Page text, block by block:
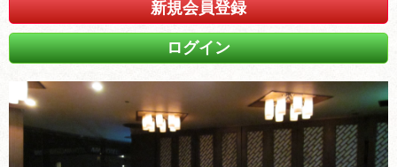
新規会員登録
ログイン